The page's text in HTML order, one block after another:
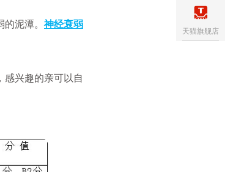
的泥潭。神经衰弱
兴趣的亲可以自
天猫旗舰店